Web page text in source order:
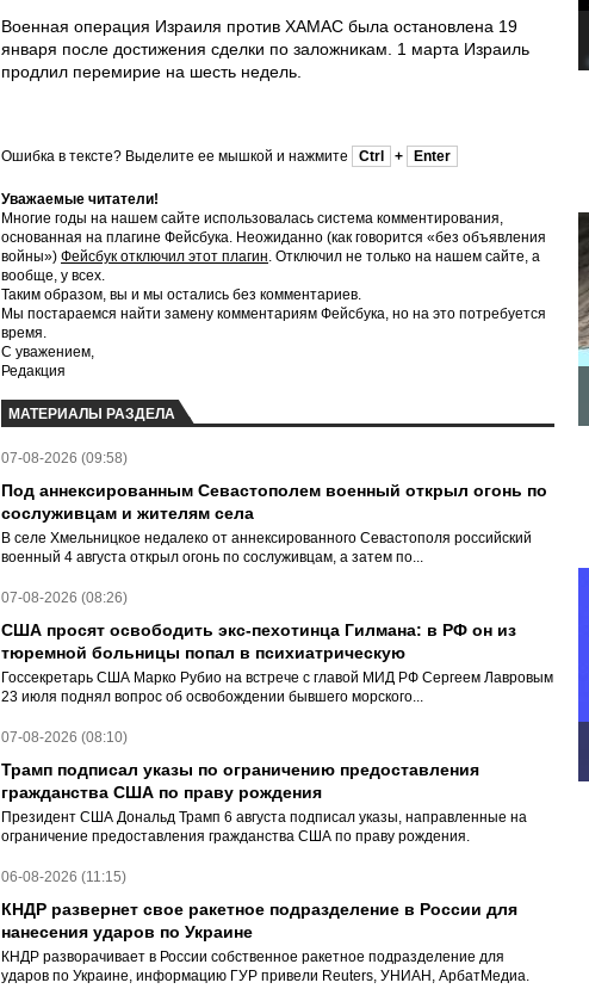
Военная операция Израиля против ХАМАС была остановлена 19
января после достижения сделки по заложникам. 1 марта Израиль
продлил перемирие на шесть недель.
Ошибка в тексте? Выделите ее мышкой и нажмите Ctrl + Enter
Уважаемые читатели!
Многие годы на нашем сайте использовалась система комментирования,
основанная на плагине Фейсбука. Неожиданно (как говорится «без объявления
войны») Фейсбук отключил этот плагин. Отключил не только на нашем сайте, а
вообще, у всех.
Таким образом, вы и мы остались без комментариев.
Мы постараемся найти замену комментариям Фейсбука, но на это потребуется
время.
С уважением,
Редакция
МАТЕРИАЛЫ РАЗДЕЛА
07-08-2026 (09:58)
Под аннексированным Севастополем военный открыл огонь по
сослуживцам и жителям села
В селе Хмельницкое недалеко от аннексированного Севастополя российский
военный 4 августа открыл огонь по сослуживцам, а затем по...
07-08-2026 (08:26)
США просят освободить экс-пехотинца Гилмана: в РФ он из
тюремной больницы попал в психиатрическую
Госсекретарь США Марко Рубио на встрече с главой МИД РФ Сергеем Лавровым
23 июля поднял вопрос об освобождении бывшего морского...
07-08-2026 (08:10)
Трамп подписал указы по ограничению предоставления
гражданства США по праву рождения
Президент США Дональд Трамп 6 августа подписал указы, направленные на
ограничение предоставления гражданства США по праву рождения.
06-08-2026 (11:15)
КНДР развернет свое ракетное подразделение в России для
нанесения ударов по Украине
КНДР разворачивает в России собственное ракетное подразделение для
ударов по Украине, информацию ГУР привели Reuters, УНИАН, АрбатМедиа.